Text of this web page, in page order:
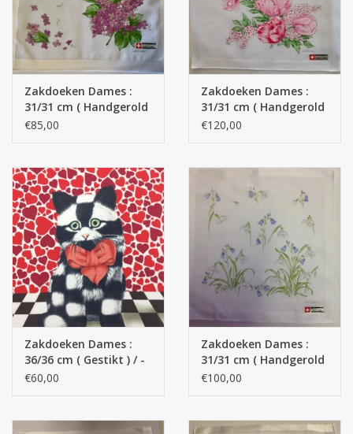
Zakdoeken
Pullover
Huis en nacht kledij ( HEREN
Kledij
Stof per meter
GESCHENK ARTIKELEN
STRANDLINNEN
MAATWERK
Jacht en Zeilboten ,
Zakdoeken Dames :
31/31 cm ( Handgerold
) -
€85,00
Zakdoeken Dames :
31/31 cm ( Handgerold
)€120,00
Zakdoeken Dames :
36/36 cm ( Gestikt ) / -
€60,00
Zakdoeken Dames :
31/31 cm ( Handgerold
)€100,00